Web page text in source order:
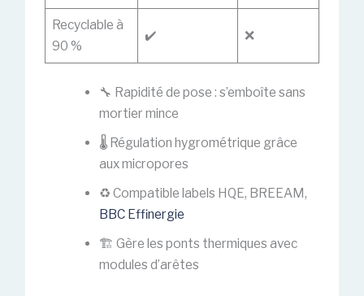
Recyclable à
90 %
✔️ ❌
🔧 Rapidité de pose : s’emboîte sans
mortier mince
🌡️ Régulation hygrométrique grâce
aux micropores
♻️ Compatible labels HQE, BREEAM,
BBC Effinergie
🏗️ Gère les ponts thermiques avec
modules d’arêtes